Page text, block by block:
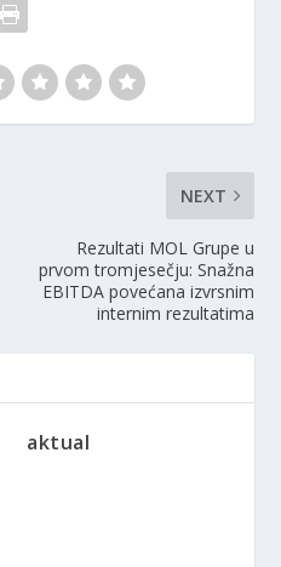
NEXT
Rezultati MOL Grupe u
prvom tromjesečju: Snažna
EBITDA povećana izvrsnim
internim rezultatima
aktual